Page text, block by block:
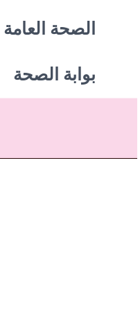
تخطيالصحة العامة
بوابة الصحة